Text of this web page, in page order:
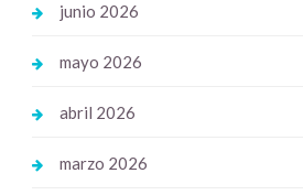
junio 2026
mayo 2026
abril 2026
marzo 2026